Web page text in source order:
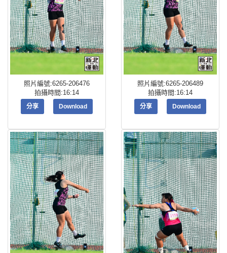
照片編號:6265-206476
拍攝時間:16:14
分享 Download
照片編號:6265-206489
拍攝時間:16:14
分享 Download